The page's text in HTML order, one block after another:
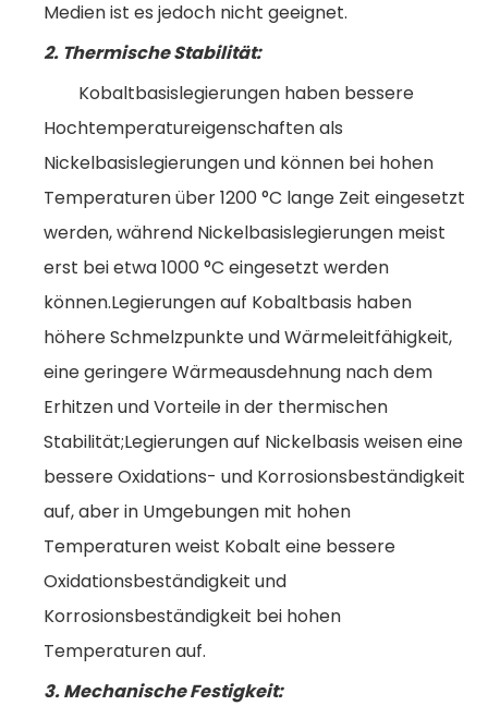
Medien ist es jedoch nicht geeignet.
2. Thermische Stabilität:
Kobaltbasislegierungen haben bessere
Hochtemperatureigenschaften als
Nickelbasislegierungen und können bei hohen
Temperaturen über 1200 °C lange Zeit eingesetzt
werden, während Nickelbasislegierungen meist
erst bei etwa 1000 °C eingesetzt werden
können.Legierungen auf Kobaltbasis haben
höhere Schmelzpunkte und Wärmeleitfähigkeit,
eine geringere Wärmeausdehnung nach dem
Erhitzen und Vorteile in der thermischen
Stabilität;Legierungen auf Nickelbasis weisen eine
bessere Oxidations- und Korrosionsbeständigkeit
auf, aber in Umgebungen mit hohen
Temperaturen weist Kobalt eine bessere
Oxidationsbeständigkeit und
Korrosionsbeständigkeit bei hohen
Temperaturen auf.
3. Mechanische Festigkeit: